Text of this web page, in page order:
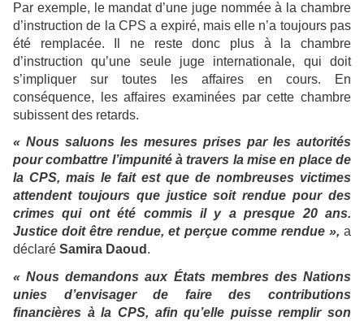
Par exemple, le mandat d’une juge nommée à la chambre
d’instruction de la CPS a expiré, mais elle n’a toujours pas
été remplacée. Il ne reste donc plus à la chambre
d’instruction qu’une seule juge internationale, qui doit
s’impliquer sur toutes les affaires en cours. En
conséquence, les affaires examinées par cette chambre
subissent des retards.
« Nous saluons les mesures prises par les autorités
pour combattre l’impunité à travers la mise en place de
la CPS, mais le fait est que de nombreuses victimes
attendent toujours que justice soit rendue pour des
crimes qui ont été commis il y a presque 20 ans.
Justice doit être rendue, et perçue comme rendue », a
déclaré Samira Daoud .
« Nous demandons aux États membres des Nations
unies d’envisager de faire des contributions
financières à la CPS, afin qu’elle puisse remplir son